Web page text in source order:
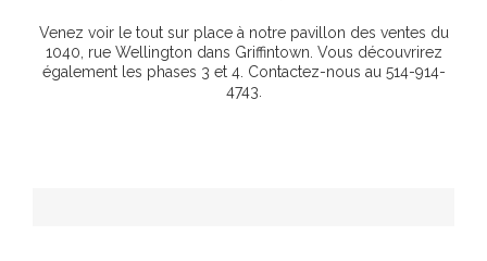
Venez voir le tout sur place à notre pavillon des ventes du
1040, rue Wellington dans Griffintown. Vous découvrirez
également les phases 3 et 4. Contactez-nous au 514-914-
4743.